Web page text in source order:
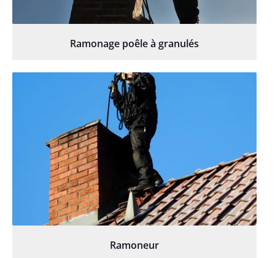
Ramonage poêle à granulés
Ramoneur